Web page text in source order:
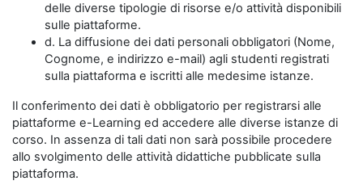
delle diverse tipologie di risorse e/o attività disponibili
sulle piattaforme.
d. La diffusione dei dati personali obbligatori (Nome,
Cognome, e indirizzo e-mail) agli studenti registrati
sulla piattaforma e iscritti alle medesime istanze.
Il conferimento dei dati è obbligatorio per registrarsi alle
piattaforme e-Learning ed accedere alle diverse istanze di
corso. In assenza di tali dati non sarà possibile procedere
allo svolgimento delle attività didattiche pubblicate sulla
piattaforma.